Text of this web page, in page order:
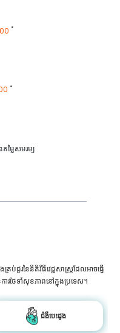
*
*
តម្លៃសមរម្យ
ប់ជួរនៃនីតិវិធីវេជ្ជសាស្រ្តដែលអាចធ្វើ
រថែទាំសុខភាពនៅក្នុងប្រទេស។
ជំងឺបេះដូង